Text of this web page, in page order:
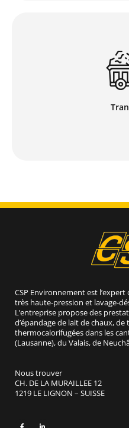
CSP Environnement met
des camions de
granulats, sable …) avec
capacité de nos bennes
suisse
CSP Environnement est
très haute-pression et lavage-
L’entreprise propose des
d’épandage de lait de chaux,
thermocalorifugées dans les
(Lausanne), du Valais, de
Nous trouver
CH. DE LA MURAILLEE 12
1219 LE LIGNON – SUISSE